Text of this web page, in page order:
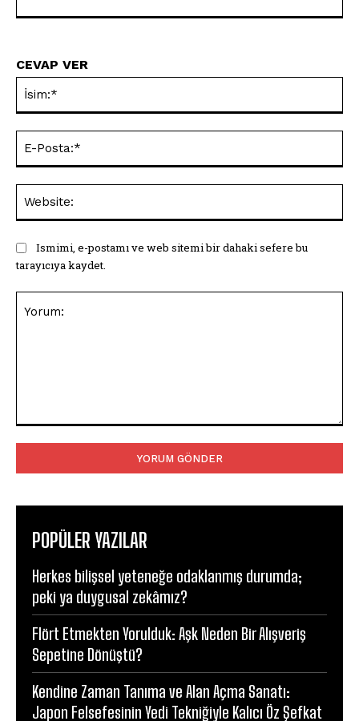
CEVAP VER
Ismimi, e-postamı ve web sitemi bir dahaki sefere bu
tarayıcıya kaydet.
POPÜLER YAZILAR
Herkes bilişsel yeteneğe odaklanmış durumda;
peki ya duygusal zekâmız?
Flört Etmekten Yorulduk: Aşk Neden Bir Alışveriş
Sepetine Dönüştü?
Kendine Zaman Tanıma ve Alan Açma Sanatı:
Japon Felsefesinin Yedi Tekniğiyle Kalıcı Öz Şefkat